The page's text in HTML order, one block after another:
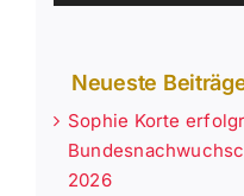
Neueste
Sophie Korte
2026